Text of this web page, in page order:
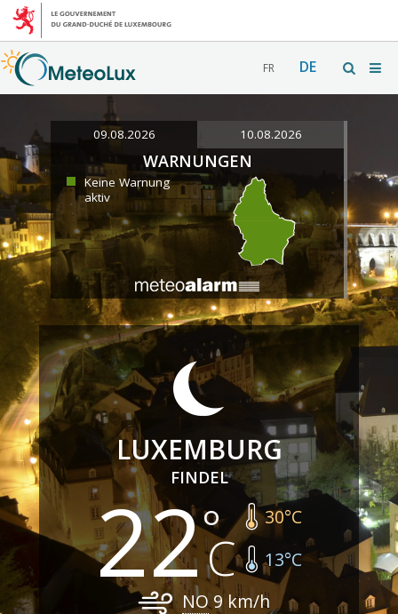
FR DE
09.08.2026 10.08.2026
WARNUNGEN
Keine Warnung
aktiv
LUXEMBURG
FINDEL
22 30°C
13°C
NO9 km/h